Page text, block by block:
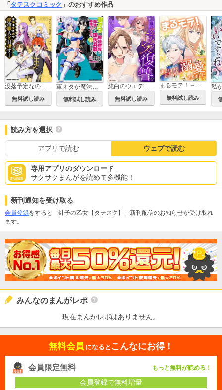
「 タテスクコミック 」のおすすめ作品
没落予定なので、鍛冶職人を目指す【タテスク】
無料試し読み
軍オタが魔法世界に転生したら、現代兵器で軍隊ハーレムを作っちゃいました!?【タテスク】
無料試し読み
純白のウエディングドレスで復讐を【タテスク】
無料試し読み
まるモテ！～まるいほどモテる世界で溺愛されました～【タテスク】
無料試し読み
読み方を選択
アプリで読む ウェブで読む
専用アプリのダウンロード
サクサクまんがを読めて多機能！
新刊通知を受け取る
会員登録をすると「針子の乙女【タテスク】」新刊配信のお知らせが受け取れ
ます。
みんなのまんがレポ
現在まんがレポはありません。
無料会員 になると こんなにお得！
会員限定無料 もっと無料が読める！
会員登録で無料増量